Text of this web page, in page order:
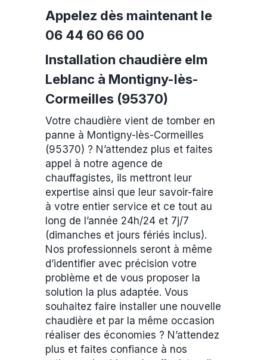
Appelez dès maintenant le
06 44 60 66 00
Installation chaudière elm
Leblanc à Montigny-lès-
Cormeilles (95370)
Votre chaudière vient de tomber en
panne à Montigny-lès-Cormeilles
(95370) ? N’attendez plus et faites
appel à notre agence de
chauffagistes, ils mettront leur
expertise ainsi que leur savoir-faire
à votre entier service et ce tout au
long de l’année 24h/24 et 7j/7
(dimanches et jours fériés inclus).
Nos professionnels seront à même
d’identifier avec précision votre
problème et de vous proposer la
solution la plus adaptée. Vous
souhaitez faire installer une nouvelle
chaudière et par la même occasion
réaliser des économies ? N’attendez
plus et faites confiance à nos